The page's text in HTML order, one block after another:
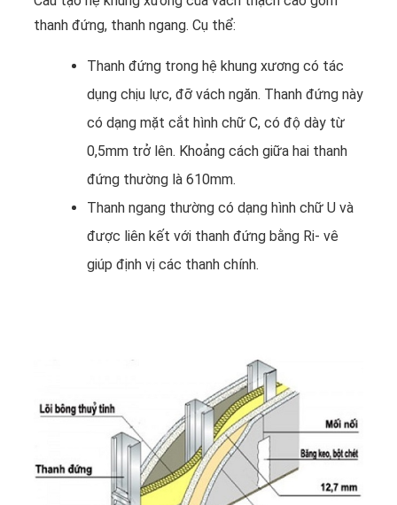
thanh đứng, thanh ngang. Cụ thể:
Thanh đứng trong hệ khung xương có tác
dụng chịu lực, đỡ vách ngăn. Thanh đứng này
có dạng mặt cắt hình chữ C, có độ dày từ
0,5mm trở lên. Khoảng cách giữa hai thanh
đứng thường là 610mm.
Thanh ngang thường có dạng hình chữ U và
được liên kết với thanh đứng bằng Ri- vê
giúp định vị các thanh chính.